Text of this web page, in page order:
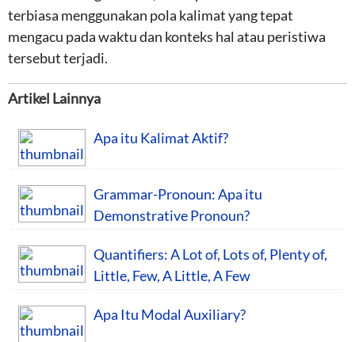
terbiasa menggunakan pola kalimat yang tepat
mengacu pada waktu dan konteks hal atau peristiwa
tersebut terjadi.
Artikel Lainnya
Apa itu Kalimat Aktif?
Grammar-Pronoun: Apa itu
Demonstrative Pronoun?
Quantifiers: A Lot of, Lots of, Plenty of,
Little, Few, A Little, A Few
Apa Itu Modal Auxiliary?